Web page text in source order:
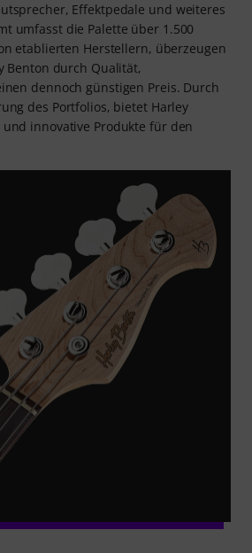
Effektpedale und weiteres
umfasst die Palette über 1.500
etablierten Herstellern, überzeugen
Benton durch Qualität,
dennoch günstigen Preis. Durch
des Portfolios, bietet Harley
innovative Produkte für den